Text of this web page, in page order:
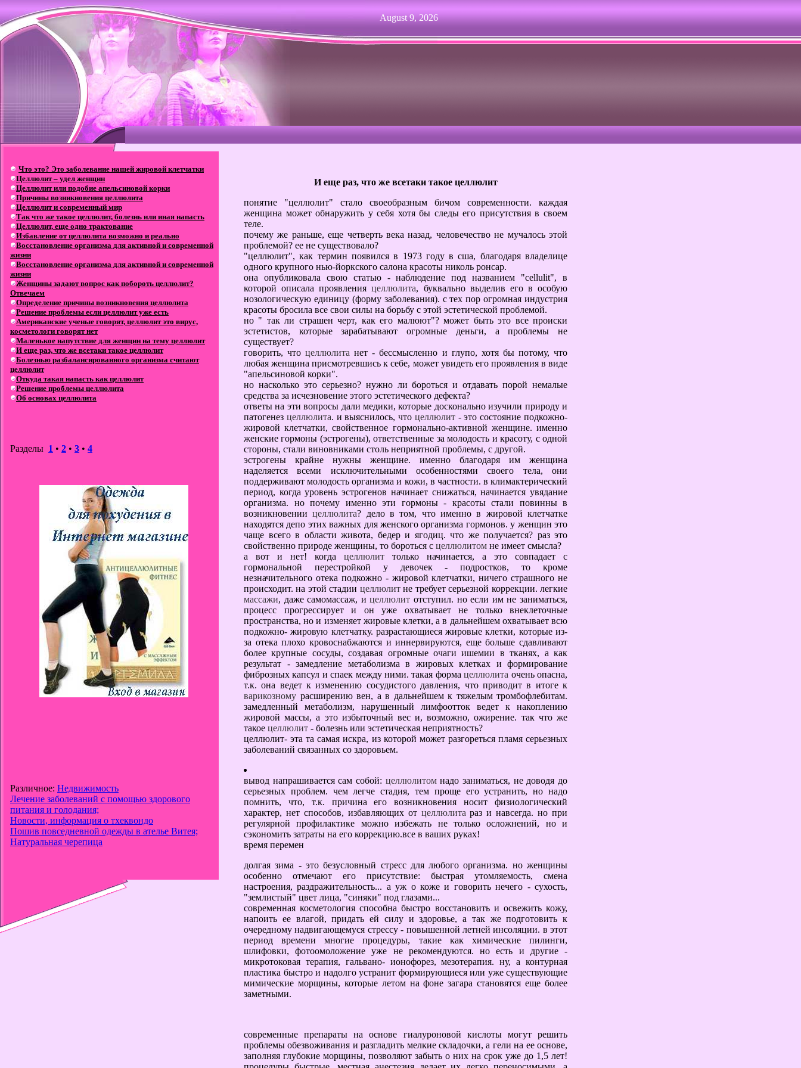
August 9, 2026
Что это? Это заболевание нашей жировой клетчатки
Целлюлит – удел женщин
Целлюлит или подобие апельсиновой корки
Причины возникновения целлюлита
Целлюлит и современный мир
Так что же такое целлюлит, болезнь или иная напасть
Целлюлит, еще одно трактование
Избавление от целлюлита возможно и реально
Восстановление организма для активной и современной
жизни
Восстановление организма для активной и современной
жизни
Женщины задают вопрос как побороть целлюлит?
Отвечаем
Определение причины возникновения целлюлита
Решение проблемы если целлюлит уже есть
Американские ученые говорят, целлюлит это вирус,
косметологи говорят нет
Маленькое напутствие для женщин на тему целлюлит
И еще раз, что же всетаки такое целлюлит
Болезнью разбалансированного организма считают
целлюлит
Откуда такая напасть как целлюлит
Решение проблемы целлюлита
Об основах целлюлита
Разделы 1 • 2 • 3 • 4
Различное: Недвижимость
Лечение заболеваний с помощью здорового
питания и голодания;
Новости, информация о тхеквондо
Пошив повседневной одежды в ателье Витея;
Натуральная черепица
И еще раз, что же всетаки такое целлюлит
понятие "целлюлит" стало своеобразным бичом современности. каждая
женщина может обнаружить у себя хотя бы следы его присутствия в своем
теле.
почему же раньше, еще четверть века назад, человечество не мучалось этой
проблемой? ее не существовало?
"целлюлит", как термин появился в 1973 году в сша, благодаря владелице
одного крупного нью-йоркского салона красоты николь ронсар.
она опубликовала свою статью - наблюдение под названием "сellulit", в
которой описала проявленияцеллюлита, буквально выделив его в особую
нозологическую единицу (форму заболевания). с тех пор огромная индустрия
красоты бросила все свои силы на борьбу с этой эстетической проблемой.
но " так ли страшен черт, как его малюют"? может быть это все происки
эстетистов, которые зарабатывают огромные деньги, а проблемы не
существует?
говорить, чтоцеллюлита нет - бессмысленно и глупо, хотя бы потому, что
любая женщина присмотревшись к себе, может увидеть его проявления в виде
"апельсиновой корки".
но насколько это серьезно? нужно ли бороться и отдавать порой немалые
средства за исчезновение этого эстетического дефекта?
ответы на эти вопросы дали медики, которые досконально изучили природу и
патогенез целлюлита. и выяснилось, что целлюлит- это состояние подкожно-
жировой клетчатки, свойственное гормонально-активной женщине. именно
женские гормоны (эстрогены), ответственные за молодость и красоту, с одной
стороны, стали виновниками столь неприятной проблемы, с другой.
эстрогены крайне нужны женщине. именно благодаря им женщина
наделяется всеми исключительными особенностями своего тела, они
поддерживают молодость организма и кожи, в частности. в климактерический
период, когда уровень эстрогенов начинает снижаться, начинается увядание
организма. но почему именно эти гормоны - красоты стали повинны в
возникновениицеллюлита? дело в том, что именно в жировой клетчатке
находятся депо этих важных для женского организма гормонов. у женщин это
чаще всего в области живота, бедер и ягодиц. что же получается? раз это
свойственно природе женщины, то бороться с целлюлитом не имеет смысла?
а вот и нет! когда целлюлит только начинается, а это совпадает с
гормональной перестройкой у девочек - подростков, то кроме
незначительного отека подкожно - жировой клетчатки, ничего страшного не
происходит. на этой стадии целлюлитне требует серьезной коррекции. легкие
массажи, даже самомассаж, ицеллюлит отступил. но если им не заниматься,
процесс прогрессирует и он уже охватывает не только внеклеточные
пространства, но и изменяет жировые клетки, а в дальнейшем охватывает всю
подкожно- жировую клетчатку. разрастающиеся жировые клетки, которые из-
за отека плохо кровоснабжаются и иннервируются, еще больше сдавливают
более крупные сосуды, создавая огромные очаги ишемии в тканях, а как
результат - замедление метаболизма в жировых клетках и формирование
фиброзных капсул и спаек между ними. такая формацеллюлита очень опасна,
т.к. она ведет к изменению сосудистого давления, что приводит в итоге к
варикозному расширению вен, а в дальнейшем к тяжелым тромбофлебитам.
замедленный метаболизм, нарушенный лимфоотток ведет к накоплению
жировой массы, а это избыточный вес и, возможно, ожирение. так что же
такое целлюлит - болезнь или эстетическая неприятность?
целлюлит- эта та самая искра, из которой может разгореться пламя серьезных
заболеваний связанных со здоровьем.
вывод напрашивается сам собой: целлюлитомнадо заниматься, не доводя до
серьезных проблем. чем легче стадия, тем проще его устранить, но надо
помнить, что, т.к. причина его возникновения носит физиологический
характер, нет способов, избавляющих от целлюлита раз и навсегда. но при
регулярной профилактике можно избежать не только осложнений, но и
сэкономить затраты на его коррекцию.все в ваших руках!
время перемен
долгая зима - это безусловный стресс для любого организма. но женщины
особенно отмечают его присутствие: быстрая утомляемость, смена
настроения, раздражительность... а уж о коже и говорить нечего - сухость,
"землистый" цвет лица, "синяки" под глазами...
современная косметология способна быстро восстановить и освежить кожу,
напоить ее влагой, придать ей силу и здоровье, а так же подготовить к
очередному надвигающемуся стрессу - повышенной летней инсоляции. в этот
период времени многие процедуры, такие как химические пилинги,
шлифовки, фотоомоложение уже не рекомендуются. но есть и другие -
микротоковая терапия, гальвано- ионофорез, мезотерапия. ну, а контурная
пластика быстро и надолго устранит формирующиеся или уже существующие
мимические морщины, которые летом на фоне загара становятся еще более
заметными.
современные препараты на основе гиалуроновой кислоты могут решить
проблемы обезвоживания и разгладить мелкие складочки, а гели на ее основе,
заполняя глубокие морщины, позволяют забыть о них на срок уже до 1,5 лет!